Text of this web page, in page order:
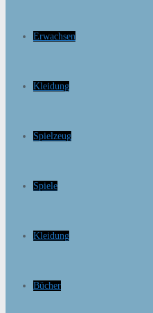
Erwachsen
Kleidung
Spielzeug
Spiele
Kleidung
Bücher